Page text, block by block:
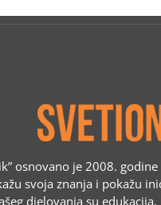
osnovano je 2008.
svoja znanja i pokažu
djelovanja su